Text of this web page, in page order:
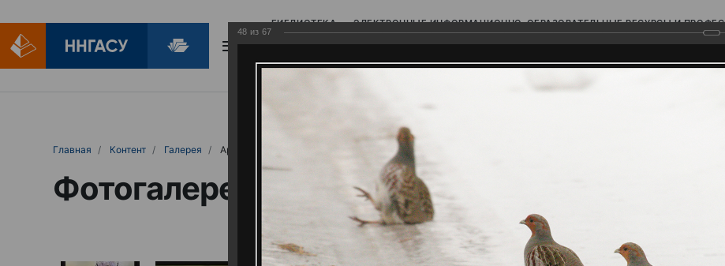
БИБЛИОТЕКА ЭЛЕКТРОННЫЕ ИНФОРМАЦИОННО-ОБРАЗОВАТЕЛЬНЫЕ РЕСУРСЫ И
БИБЛИОПОМОЩЬ
Главная Контент Галерея Артемовские луга – жемчужина Нижегородского Поволжья
Фотогалерея
48 из 67